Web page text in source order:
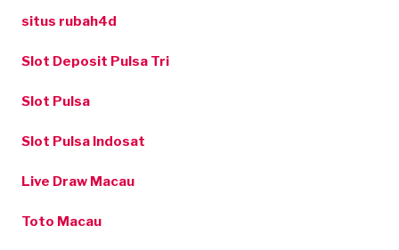
situs rubah4d
Slot Deposit Pulsa Tri
Slot Pulsa
Slot Pulsa Indosat
Live Draw Macau
Toto Macau